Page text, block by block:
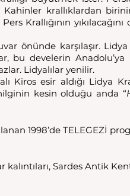
Kahinler krallıklardan
Krallığının
önünde karşılaşır.
bu develerin
Lidyalılar yenilir.
Kiros esir aldığı Lidya
kesin olduğu anda “
1998’de TELEGEZİ
Sardes Antik